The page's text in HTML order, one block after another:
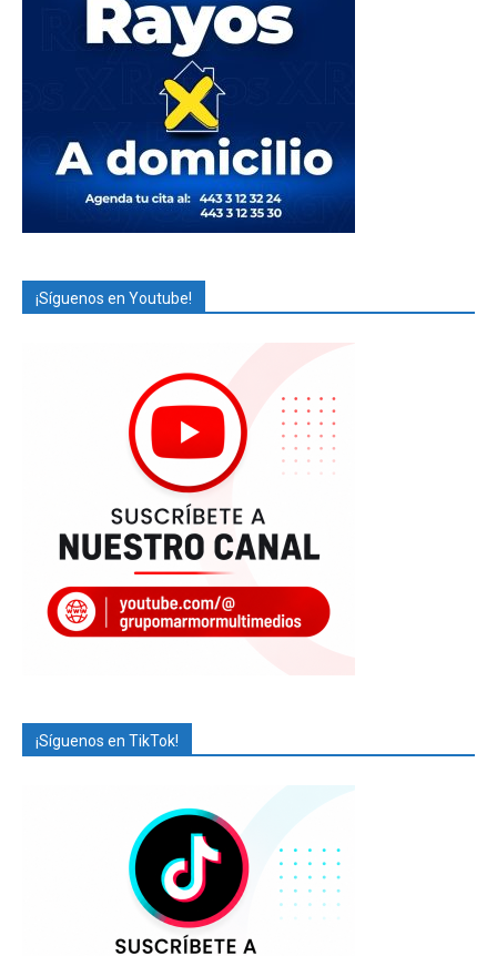
¡Síguenos en Youtube!
¡Síguenos en TikTok!